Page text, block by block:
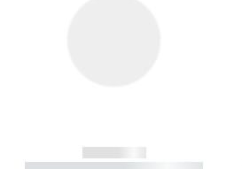
------------